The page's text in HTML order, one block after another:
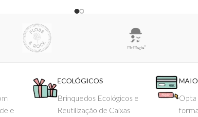
e
ECOLÓGICOS
Brinquedos Ecológicos e
Reutilização de Caixas
Opta